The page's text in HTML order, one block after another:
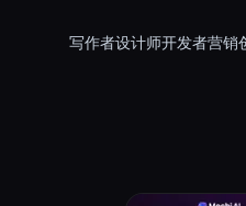
写作者设计师开发者营销